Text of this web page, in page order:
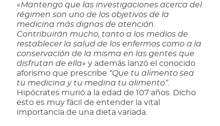
«Mantengo que las investigaciones acerca del
régimen son uno de los objetivos de la
medicina más dignas de atención.
Contribuirán mucho, tanto a los medios de
restablecer la salud de los enfermos como a la
conservación de la misma en las gentes que
disfrutan de ella» y además lanzó el conocido
aforismo que prescribe “Que tu alimento sea
tu medicina y tu medina tu alimento”.
Hipócrates murió a la edad de 107 años. Dicho
esto es muy fácil de entender la vital
importancia de una dieta variada.